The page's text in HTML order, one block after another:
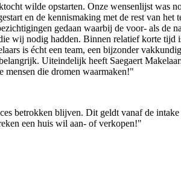
wilde opstarten. Onze wensenlijst was
en de kennismaking met de rest van
gedaan waarbij de voor- als de
wij nodig hadden. Binnen relatief korte tijd
is écht een team, een bijzonder
Uiteindelijk heeft Saegaert
mensen die dromen waarmaken!"
betrokken blijven. Dit geldt vanaf de
een huis wil aan- of verkopen!"